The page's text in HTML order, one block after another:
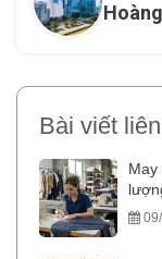
Bài viết
May